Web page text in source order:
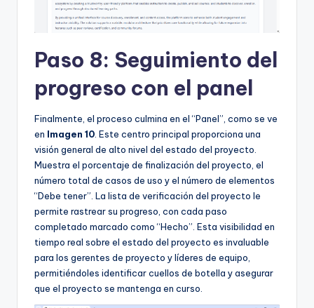
Paso 8: Seguimiento del
progreso con el panel
Finalmente, el proceso culmina en el “Panel”, como se ve
en Imagen 10 . Este centro principal proporciona una
visión general de alto nivel del estado del proyecto.
Muestra el porcentaje de finalización del proyecto, el
número total de casos de uso y el número de elementos
“Debe tener”. La lista de verificación del proyecto le
permite rastrear su progreso, con cada paso
completado marcado como “Hecho”. Esta visibilidad en
tiempo real sobre el estado del proyecto es invaluable
para los gerentes de proyecto y líderes de equipo,
permitiéndoles identificar cuellos de botella y asegurar
que el proyecto se mantenga en curso.